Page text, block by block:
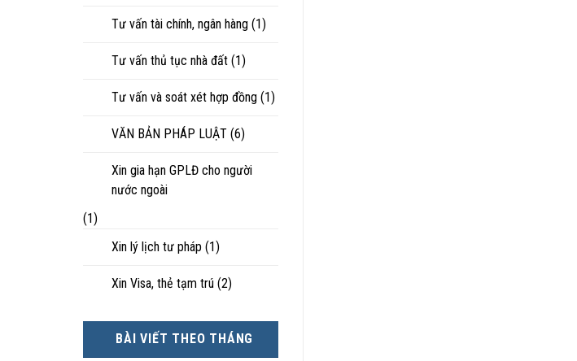
Tư vấn tài chính, ngân hàng (1)
Tư vấn thủ tục nhà đất (1)
Tư vấn và soát xét hợp đồng (1)
VĂN BẢN PHÁP LUẬT (6)
Xin gia hạn GPLĐ cho người
nước ngoài
(1)
Xin lý lịch tư pháp (1)
Xin Visa, thẻ tạm trú (2)
BÀI VIẾT THEO THÁNG